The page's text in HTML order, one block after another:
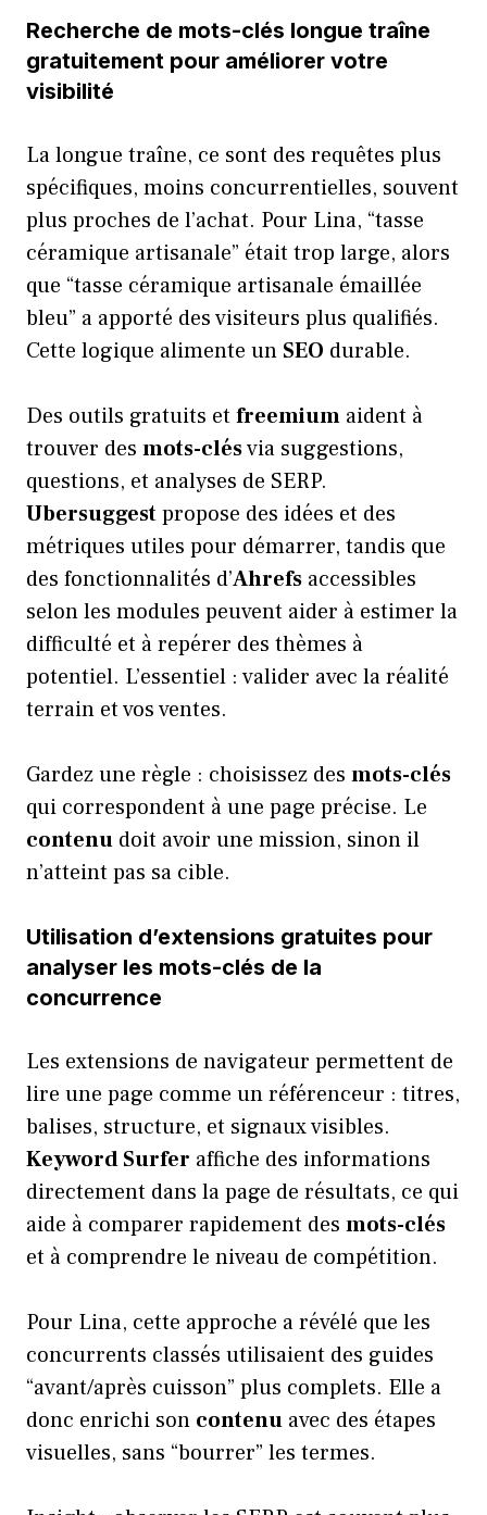
Recherche de mots-clés longue traîne
gratuitement pour améliorer votre
visibilité
La longue traîne, ce sont des requêtes plus
spécifiques, moins concurrentielles, souvent
plus proches de l’achat. Pour Lina, “tasse
céramique artisanale” était trop large, alors
que “tasse céramique artisanale émaillée
bleu” a apporté des visiteurs plus qualifiés.
Cette logique alimente un SEO durable.
Des outils gratuits etfreemium aident à
trouver des mots-clésvia suggestions,
questions, et analyses de SERP.
Ubersuggestpropose des idées et des
métriques utiles pour démarrer, tandis que
des fonctionnalités d’Ahrefs accessibles
selon les modules peuvent aider à estimer la
difficulté et à repérer des thèmes à
potentiel. L’essentiel : valider avec la réalité
terrain et vos ventes.
Gardez une règle : choisissez des mots-clés
qui correspondent à une page précise. Le
contenu doit avoir une mission, sinon il
n’atteint pas sa cible.
Utilisation d’extensions gratuites pour
analyser les mots-clés de la
concurrence
Les extensions de navigateur permettent de
lire une page comme un référenceur : titres,
balises, structure, et signaux visibles.
Keyword Surfer affiche des informations
directement dans la page de résultats, ce qui
aide à comparer rapidement des mots-clés
et à comprendre le niveau de compétition.
Pour Lina, cette approche a révélé que les
concurrents classés utilisaient des guides
“avant/après cuisson” plus complets. Elle a
donc enrichi son contenu avec des étapes
visuelles, sans “bourrer” les termes.